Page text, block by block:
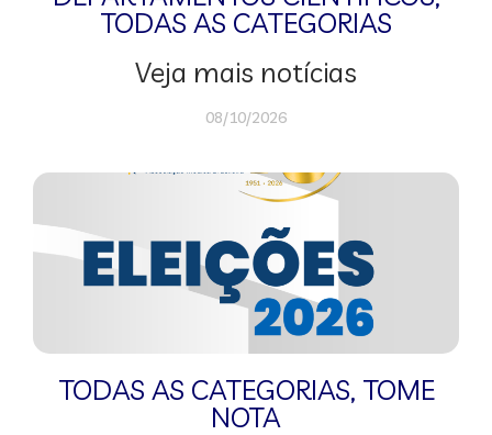
TODAS AS CATEGORIAS
Veja mais notícias
08/10/2026
TODAS AS CATEGORIAS, TOME
NOTA